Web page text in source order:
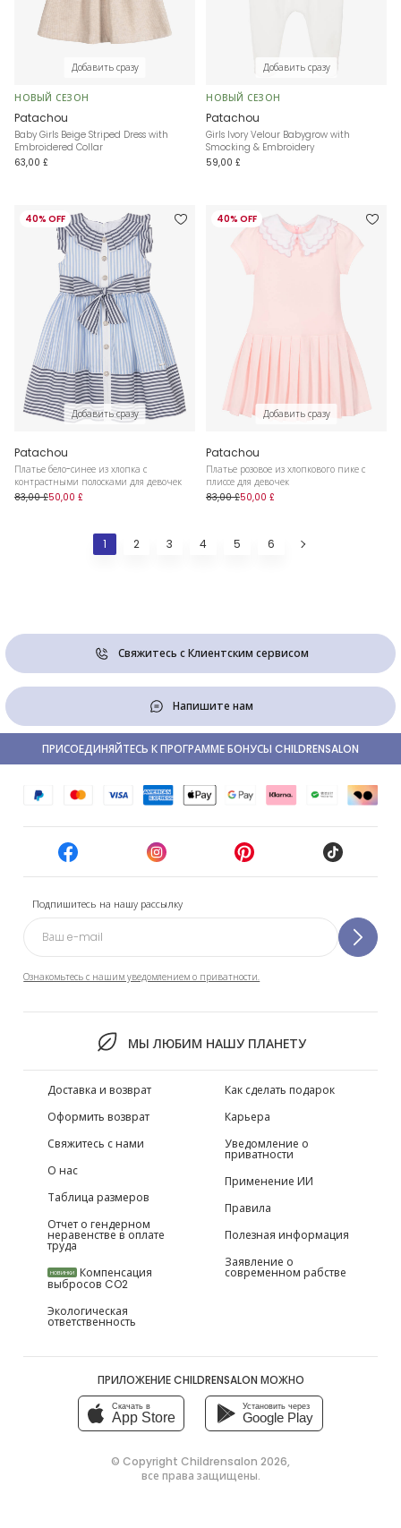
Добавить сразу
НОВЫЙ СЕЗОН
Patachou
Baby Girls Beige Striped Dress with
Embroidered Collar
63,00 £
Добавить сразу
НОВЫЙ СЕЗОН
Patachou
Girls Ivory Velour Babygrow with
Smocking & Embroidery
59,00 £
40% OFF
Добавить сразу
Patachou
Платье бело-синее из хлопка с
контрастными полосками для девочек
83,00 £50,00 £
40% OFF
Добавить сразу
Patachou
Платье розовое из хлопкового пике с
плиссе для девочек
83,00 £50,00 £
1 2 3 4 5 6
Свяжитесь с Клиентским сервисом
Напишите нам
Подпишитесь на нашу рассылку
Ознакомьтесь с нашим уведомлением о приватности.
МЫ ЛЮБИМ НАШУ ПЛАНЕТУ
ПРИСОЕДИНЯЙТЕСЬ К ПРОГРАММЕ БОНУСЫ CHILDRENSALON
Доставка и возврат
Оформить возврат
Свяжитесь с нами
О нас
Таблица размеров
Отчет о гендерном
неравенстве в оплате
труда
НОВИНКИ Компенсация
выбросов CO2
Экологическая
ответственность
Как сделать подарок
Карьера
Уведомление о
приватности
Применение ИИ
Правила
Полезная информация
Заявление о
современном рабстве
ПРИЛОЖЕНИЕ CHILDRENSALON МОЖНО
Скачать в
App Store
Установить через
Google Play
© Copyright Childrensalon 2026,
все права защищены.